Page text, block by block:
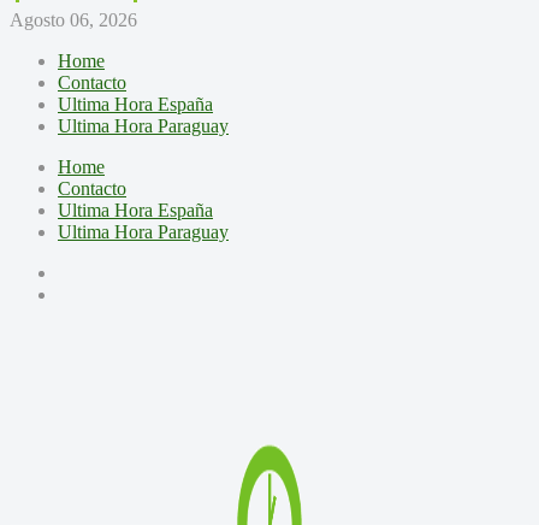
Agosto 06, 2026
Home
Contacto
Ultima Hora España
Ultima Hora Paraguay
Home
Contacto
Ultima Hora España
Ultima Hora Paraguay